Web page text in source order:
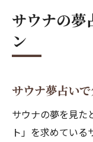
サウナの夢
ン
サウナ夢占い
サウナの夢を見た
ト」を求めている